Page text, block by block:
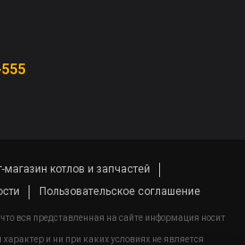
котлов и запчастей
Пользовательское соглашение
вся представленная на сайте информация носит
и ни при каких условиях не является